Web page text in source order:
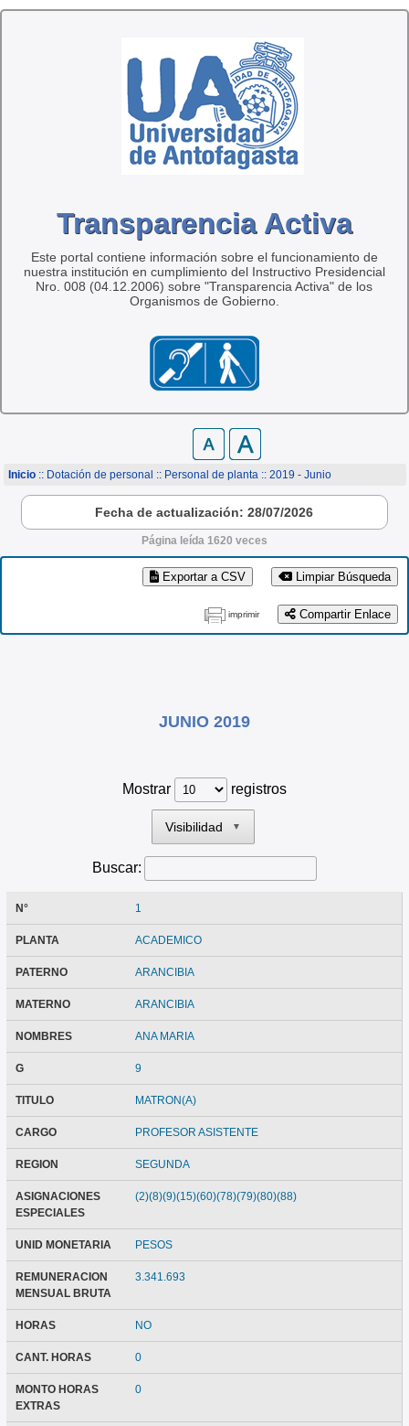
Transparencia Activa
Este portal contiene información sobre el funcionamiento de
nuestra institución en cumplimiento del Instructivo Presidencial
Nro. 008 (04.12.2006) sobre "Transparencia Activa" de los
Organismos de Gobierno.
Inicio :: Dotación de personal :: Personal de planta :: 2019 - Junio
Fecha de actualización: 28/07/2026
Página leída 1620 veces
Limpiar Búsqueda
Exportar a CSV
Compartir Enlace
imprimir
JUNIO 2019
Mostrar registros
Visibilidad ▼
Buscar:
N° 1
PLANTA ACADEMICO
PATERNO ARANCIBIA
MATERNO ARANCIBIA
NOMBRES ANA MARIA
G 9
TITULO MATRON(A)
CARGO PROFESOR ASISTENTE
REGION SEGUNDA
ASIGNACIONES
ESPECIALES
(2)(8)(9)(15)(60)(78)(79)(80)(88)
UNID MONETARIA PESOS
REMUNERACION
MENSUAL BRUTA
3.341.693
HORAS NO
CANT. HORAS 0
MONTO HORAS
EXTRAS
0